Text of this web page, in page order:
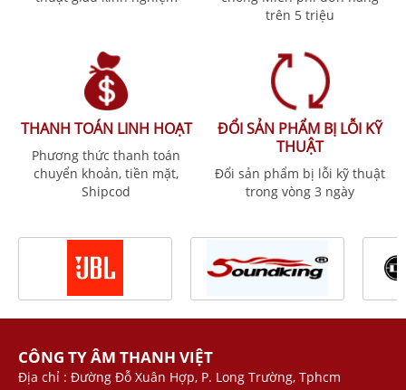
trên 5 triệu
THANH TOÁN LINH HOẠT
Phương thức thanh toán
chuyển khoản, tiền mặt,
Shipcod
ĐỔI SẢN PHẨM BỊ LỖI KỸ
THUẬT
Đổi sản phẩm bị lỗi kỹ thuật
trong vòng 3 ngày
CÔNG TY ÂM THANH VIỆT
Địa chỉ : Đường Đỗ Xuân Hợp, P. Long Trường, Tphcm